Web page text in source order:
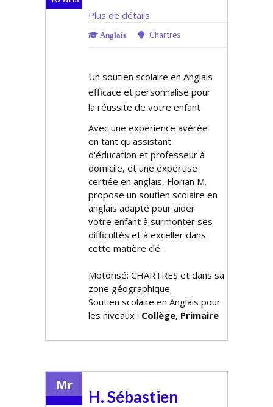
Plus de détails
Anglais Chartres
Un soutien scolaire en Anglais
efficace et personnalisé pour
la réussite de votre enfant
Avec une expérience avérée
en tant qu'assistant
d'éducation et professeur à
domicile, et une expertise
certifiée en anglais, Florian M.
propose un soutien scolaire en
anglais adapté pour aider
votre enfant à surmonter ses
difficultés et à exceller dans
cette matière clé.
Motorisé: CHARTRES et dans sa
zone géographique
Soutien scolaire en Anglais pour
les niveaux : Collège, Primaire
Mr
H. Sébastien